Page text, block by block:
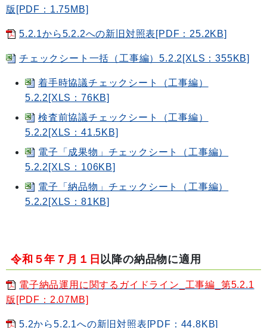
版[PDF：1.75MB]
5.2.1から5.2.2への新旧対照表[PDF：25.2KB]
チェックシート一括（工事編）5.2.2[XLS：355KB]
着手時協議チェックシート（工事編）
5.2.2[XLS：76KB]
検査前協議チェックシート（工事編）
5.2.2[XLS：41.5KB]
電子「成果物」チェックシート（工事編）
5.2.2[XLS：106KB]
電子「納品物」チェックシート（工事編）
5.2.2[XLS：81KB]
令和５年７月１日 以降の納品物に適用
電子納品運用に関するガイドライン_工事編_第5.2.1
版[PDF：2.07MB]
5.2から5.2.1への新旧対照表[PDF：44.8KB]